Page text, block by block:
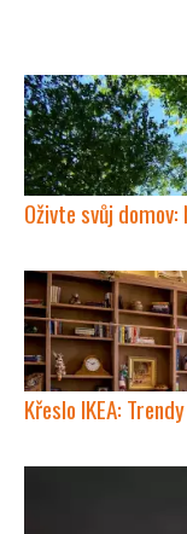
Oživte svůj
Křeslo IKEA: